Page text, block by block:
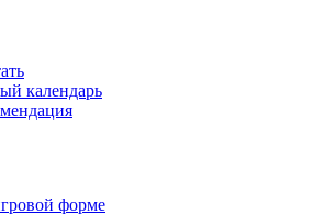
календарь
форме